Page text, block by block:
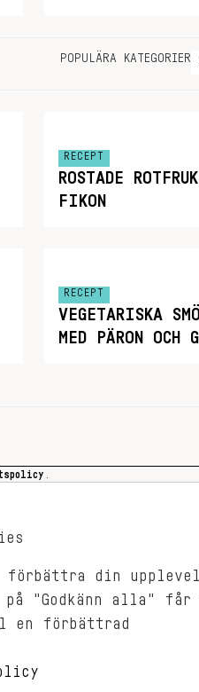
POPULÄRA KATEGORIER
RECEPT
ROSTADE
FIKON
RECEPT
VEGETARISKA
MED PÄRON OCH
RECEPT
VEGONYTT
OM OSS
din
på "Godkänn alla"
förbättrad